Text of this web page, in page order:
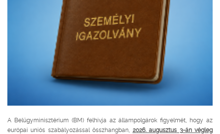
A Belügyminisztérium (BM) felhívja az állampolgárok figyelmét, hogy az
európai uniós szabályozással összhangban, 2026. augusztus 3-án végleg